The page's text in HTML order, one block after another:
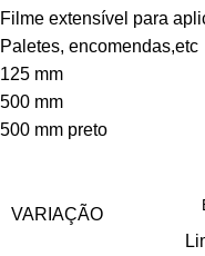
Filme extensível para
Paletes, encomendas,etc
125 mm
500 mm
500 mm preto
VARIAÇÃO